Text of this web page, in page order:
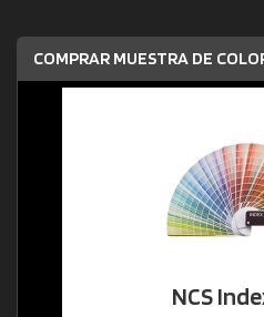
COMPRAR MUESTRA DE
NCS